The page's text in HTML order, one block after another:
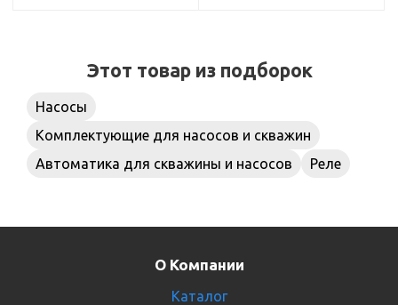
Этот товар из подборок
Насосы
Комплектующие для насосов и скважин
Автоматика для скважины и насосов
Реле
О Компании
Каталог